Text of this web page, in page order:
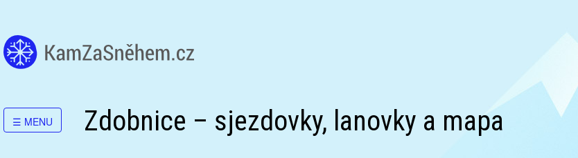
☰ MENU Zdobnice – sjezdovky, lanovky a mapa